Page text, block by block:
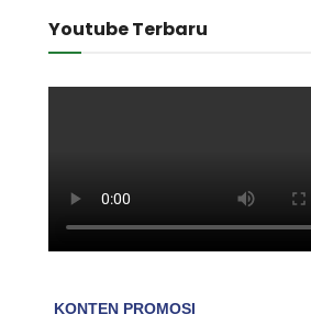
Youtube Terbaru